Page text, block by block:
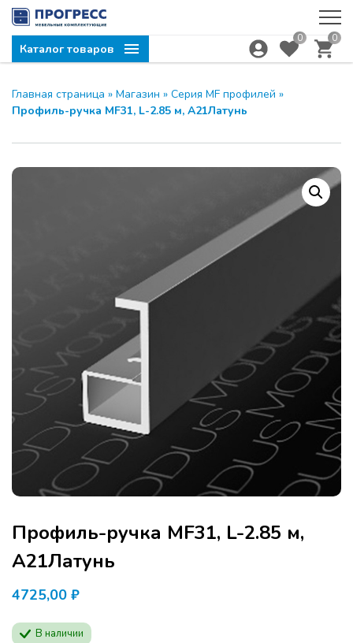
Каталог товаров
0 0
Главная страница » Магазин » Серия MF профилей »
Профиль-ручка MF31, L-2.85 м, А21Латунь
Профиль-ручка MF31, L-2.85 м,
А21Латунь
4725,00 ₽
В наличии